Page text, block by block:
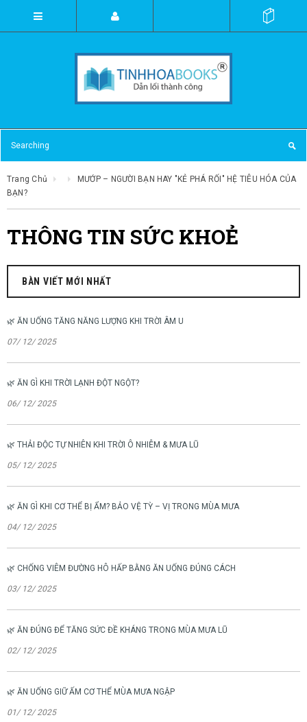
Trang Chủ
MƯỚP – NGƯỜI BẠN HAY "KẺ PHÁ RỐI" HỆ TIÊU HÓA CỦA
BẠN?
THÔNG TIN SỨC KHOẺ
BÀN VIẾT MỚI NHẤT
🌿 ĂN UỐNG TĂNG NĂNG LƯỢNG KHI TRỜI ÂM U
07/ 12/ 2025
🌿 ĂN GÌ KHI TRỜI LẠNH ĐỘT NGỘT?
06/ 12/ 2025
🌿 THẢI ĐỘC TỰ NHIÊN KHI TRỜI Ô NHIỄM & MƯA LŨ
05/ 12/ 2025
🌿 ĂN GÌ KHI CƠ THỂ BỊ ẨM? BẢO VỆ TỲ – VỊ TRONG MÙA MƯA
04/ 12/ 2025
🌿 CHỐNG VIÊM ĐƯỜNG HÔ HẤP BẰNG ĂN UỐNG ĐÚNG CÁCH
03/ 12/ 2025
🌿 ĂN ĐÚNG ĐỂ TĂNG SỨC ĐỀ KHÁNG TRONG MÙA MƯA LŨ
02/ 12/ 2025
🌿 ĂN UỐNG GIỮ ẤM CƠ THỂ MÙA MƯA NGẬP
01/ 12/ 2025